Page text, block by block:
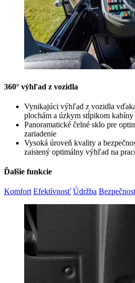
360° výhľad z vozidla
Vynikajúci výhľad z vozidla
plochám a úzkym stĺpikom kabíny
Panoramatické čelné sklo pre
zariadenie
Vysoká úroveň kvality a
zaistený optimálny výhľad na
Ďalšie funkcie
Komfort Efektívnosť Údržba